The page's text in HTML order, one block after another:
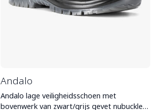
Andalo
Andalo lage veiligheidsschoen met
bovenwerk van zwart/grijs gevet nubuckleer